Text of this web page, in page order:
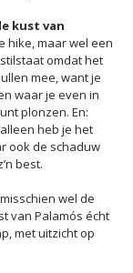
kust van
hike, maar wel een
omdat het
mee, want je
waar je even in
plonzen. En:
heb je het
ook de schaduw
best.
wel de
van Palamós écht
met uitzicht op